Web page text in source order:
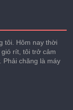
tôi. Hôm nay thời
rít, tôi trở cảm
Phải chăng là máy